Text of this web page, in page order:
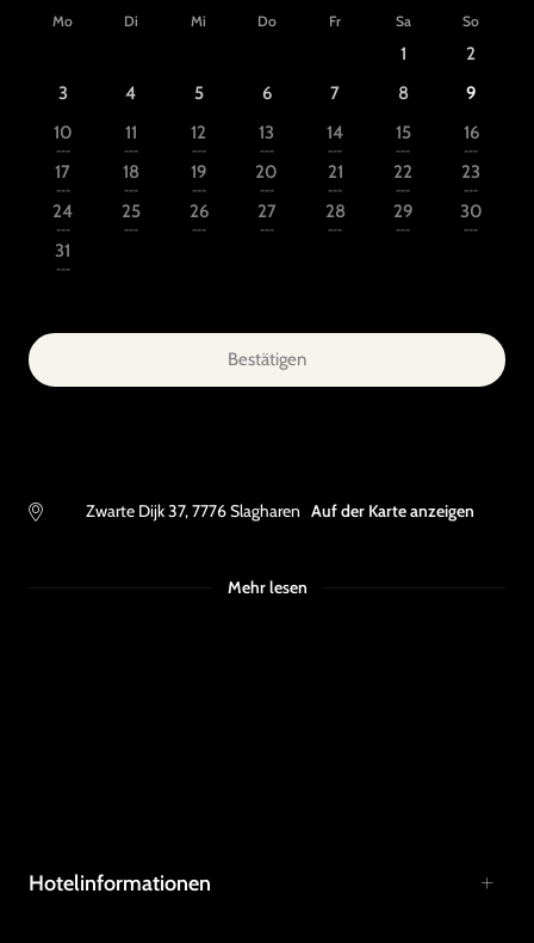
Mo Di Mi Do Fr Sa So
1
2
3
4 5 6 7 8
9
10
---
11
---
12
---
13
---
14
---
15
---
16
---
17
---
18
---
19
---
20
---
21
---
22
---
23
---
24
---
25
---
26
---
27
---
28
---
29
---
30
---
31
---
Bestätigen
Zwarte Dijk 37,7776Slagharen Auf der Karte anzeigen
Mehr lesen
Hotelinformationen